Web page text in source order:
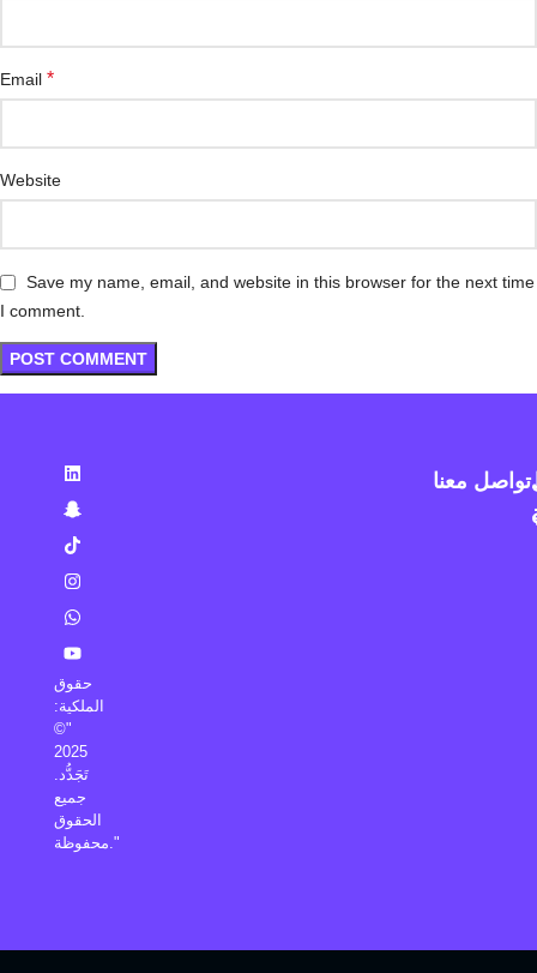
Email *
Website
Save my name, email, and website in this browser for the next time
I comment.
حقوق
الملكية:
"©
2025
تَجَدُّد.
جميع
الحقوق
محفوظة."
تواصل معنا